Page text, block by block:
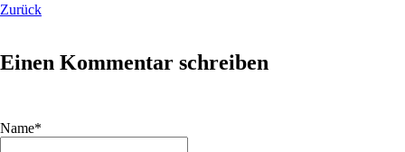
Zurück
Einen Kommentar schreiben
Pflichtfeld
Name*